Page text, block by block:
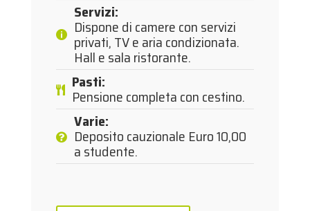
Servizi:
Dispone di camere con servizi
privati, TV e aria condizionata.
Hall e sala ristorante.
Pasti:
Pensione completa con cestino.
Varie:
Deposito cauzionale Euro 10,00
a studente.